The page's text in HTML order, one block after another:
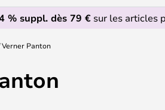
% suppl. dès 79 € sur les articles
Verner Panton